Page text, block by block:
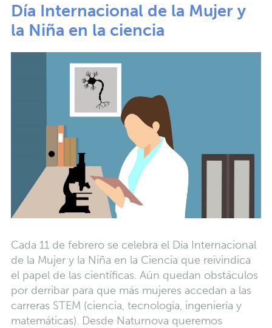
Día Internacional de la Mujer y
la Niña en la ciencia
Cada 11 de febrero se celebra el Día Internacional
de la Mujer y la Niña en la Ciencia que reivindica
el papel de las científicas. Aún quedan obstáculos
por derribar para que más mujeres accedan a las
carreras STEM (ciencia, tecnología, ingeniería y
matemáticas). Desde Naturnova queremos